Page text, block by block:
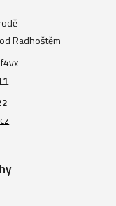
Radhoštěm